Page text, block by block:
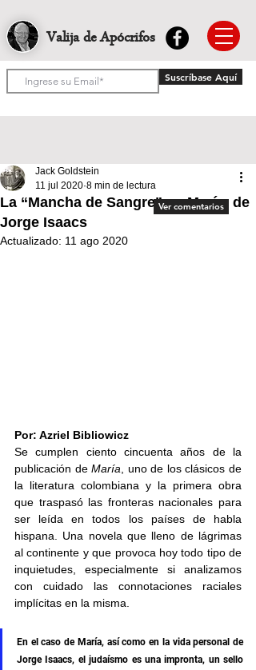
Valija de Apócrifos
Suscríbase Aquí
La “Mancha de Sangre” en María, de
Jorge Isaacs
Jack Goldstein
11 jul 2020 8 min de lectura
Actualizado: 11 ago 2020
Por: Azriel Bibliowicz
Se cumplen ciento cincuenta años de la
publicación de María , uno de los clásicos de
la literatura colombiana y la primera obra
que traspasó las fronteras nacionales para
ser leída en todos los países de habla
hispana. Una novela que lleno de lágrimas
al continente y que provoca hoy todo tipo de
inquietudes, especialmente si analizamos
con cuidado las connotaciones raciales
implícitas en la misma.
En el caso de María, así como en la vida personal de
Jorge Isaacs, el judaísmo es una impronta, un sello
Ver comentarios